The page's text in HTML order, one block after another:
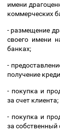
имени
коммерческих
- размещение
своего имени
банках;
-
получение
- покупка и
за счет клиента;
- покупка и
за собственный